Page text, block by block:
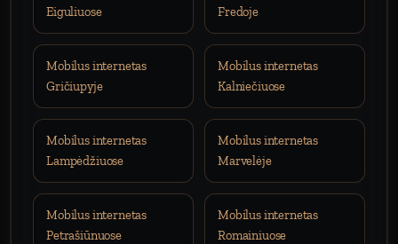
Eiguliuose
Fredoje
Mobilus internetas
Gričiupyje
Mobilus internetas
Kalniečiuose
Mobilus internetas
Lampėdžiuose
Mobilus internetas
Marvelėje
Mobilus internetas
Petrašiūnuose
Mobilus internetas
Romainiuose